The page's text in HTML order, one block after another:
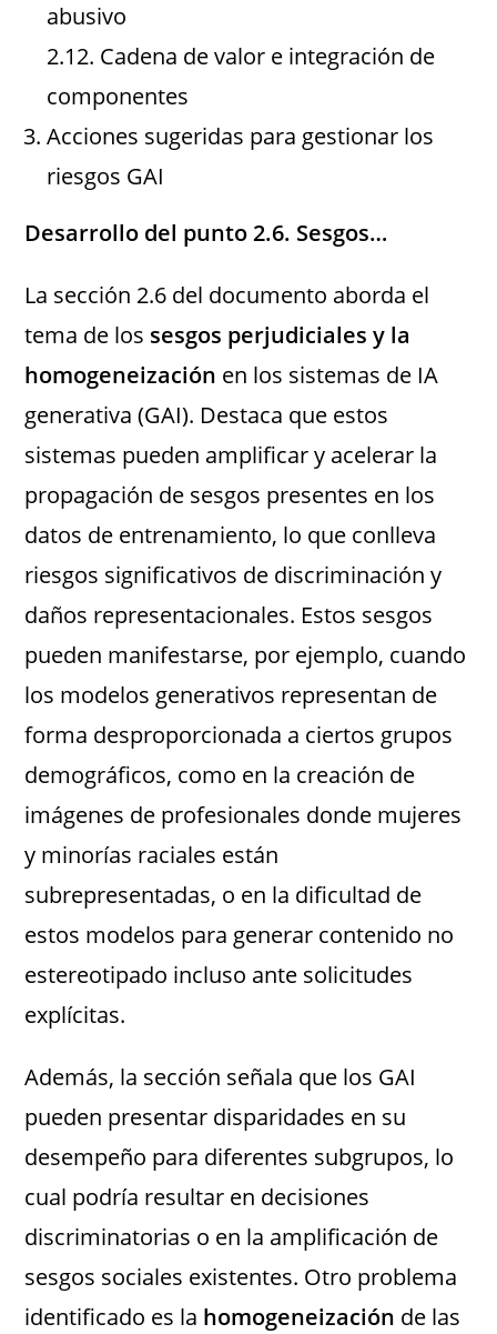
abusivo
2.12. Cadena de valor e integración de
componentes
Acciones sugeridas para gestionar los
riesgos GAI
Desarrollo del punto 2.6. Sesgos…
La sección 2.6 del documento aborda el
tema de los sesgos perjudiciales y la
homogeneización en los sistemas de IA
generativa (GAI). Destaca que estos
sistemas pueden amplificar y acelerar la
propagación de sesgos presentes en los
datos de entrenamiento, lo que conlleva
riesgos significativos de discriminación y
daños representacionales. Estos sesgos
pueden manifestarse, por ejemplo, cuando
los modelos generativos representan de
forma desproporcionada a ciertos grupos
demográficos, como en la creación de
imágenes de profesionales donde mujeres
y minorías raciales están
subrepresentadas, o en la dificultad de
estos modelos para generar contenido no
estereotipado incluso ante solicitudes
explícitas.
Además, la sección señala que los GAI
pueden presentar disparidades en su
desempeño para diferentes subgrupos, lo
cual podría resultar en decisiones
discriminatorias o en la amplificación de
sesgos sociales existentes. Otro problema
identificado es la homogeneización de las